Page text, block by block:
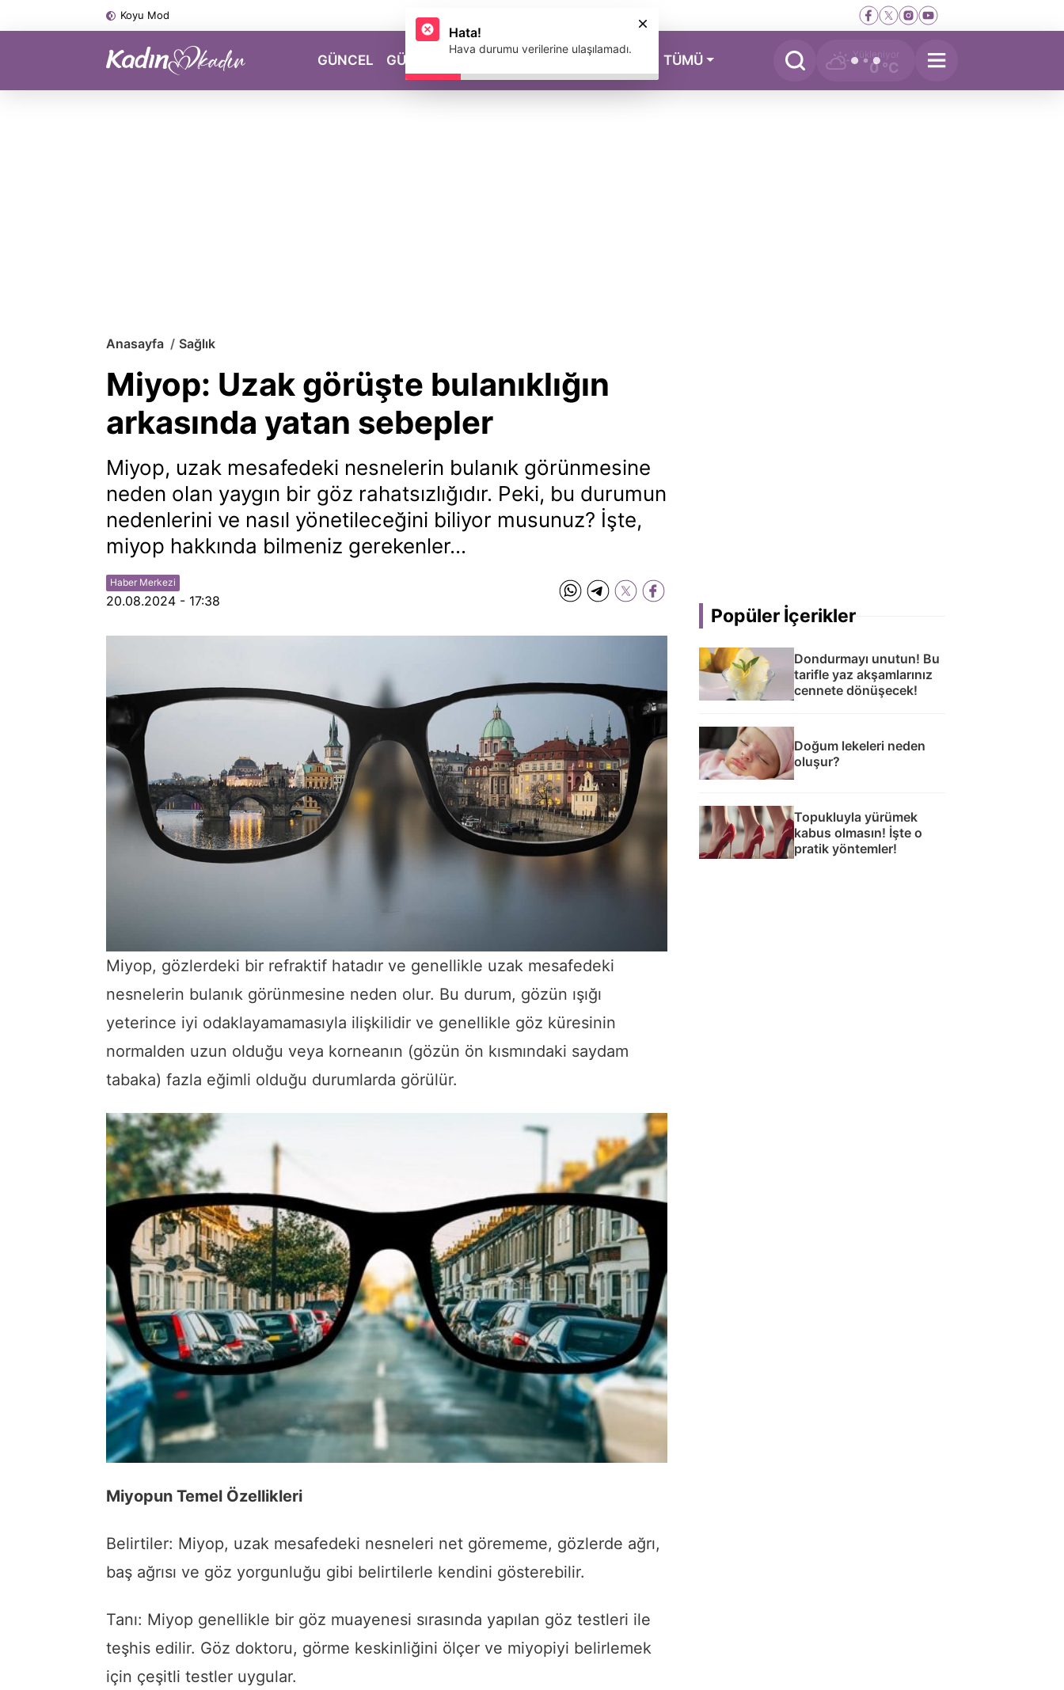
Koyu Mod
GÜNCEL GÜZELLİK MAGAZİN TÜMÜ Yükleniyor
0 °C
Anasayfa Sağlık
Miyop: Uzak görüşte bulanıklığın
arkasında yatan sebepler
Miyop, uzak mesafedeki nesnelerin bulanık görünmesine
neden olan yaygın bir göz rahatsızlığıdır. Peki, bu durumun
nedenlerini ve nasıl yönetileceğini biliyor musunuz? İşte,
miyop hakkında bilmeniz gerekenler...
Haber Merkezi
20.08.2024 - 17:38
Miyop, gözlerdeki bir refraktif hatadır ve genellikle uzak mesafedeki
nesnelerin bulanık görünmesine neden olur. Bu durum, gözün ışığı
yeterince iyi odaklayamamasıyla ilişkilidir ve genellikle göz küresinin
normalden uzun olduğu veya korneanın (gözün ön kısmındaki saydam
tabaka) fazla eğimli olduğu durumlarda görülür.
Miyopun Temel Özellikleri
Belirtiler: Miyop, uzak mesafedeki nesneleri net görememe, gözlerde ağrı,
baş ağrısı ve göz yorgunluğu gibi belirtilerle kendini gösterebilir.
Tanı: Miyop genellikle bir göz muayenesi sırasında yapılan göz testleri ile
teşhis edilir. Göz doktoru, görme keskinliğini ölçer ve miyopiyi belirlemek
için çeşitli testler uygular.
Popüler İçerikler
Dondurmayı unutun! Bu
tarifle yaz akşamlarınız
cennete dönüşecek!
Doğum lekeleri neden
oluşur?
Topukluyla yürümek
kabus olmasın! İşte o
pratik yöntemler!
Hata!
Hava durumu verilerine ulaşılamadı.